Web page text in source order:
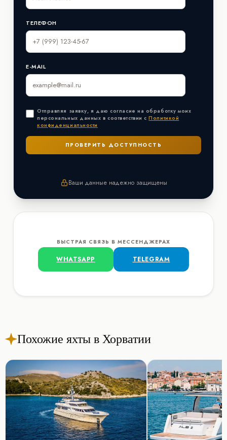
ТЕЛЕФОН
E-MAIL
Отправляя заявку, я даю согласие на обработку моих
персональных данных в соответствии сПолитикой
конфиденциальности
Ваши данные надежно защищены
БЫСТРАЯ СВЯЗЬ В МЕССЕНДЖЕРАХ
WHATSAPP TELEGRAM
Похожие яхты в Хорватии